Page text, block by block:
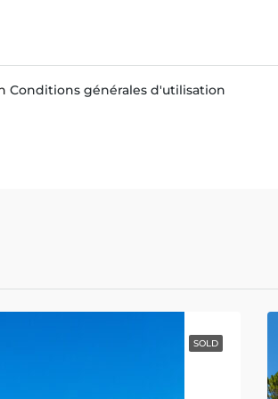
Conditions générales d'utilisation
SOLD